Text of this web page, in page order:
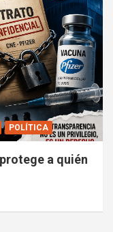
POLÍTICA
a quién